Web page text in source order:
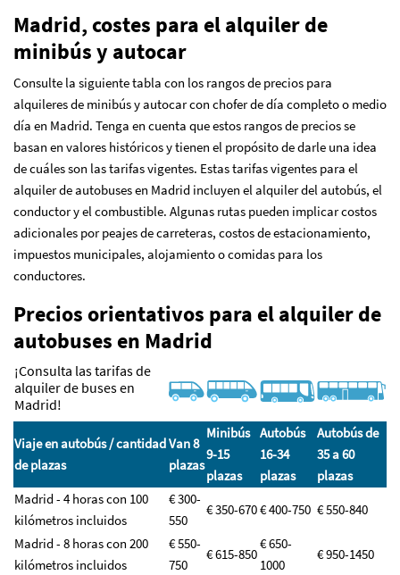
Madrid, costes para el alquiler de
minibús y autocar
Consulte la siguiente tabla con los rangos de precios para
alquileres de minibús y autocar con chofer de día completo o medio
día en Madrid. Tenga en cuenta que estos rangos de precios se
basan en valores históricos y tienen el propósito de darle una idea
de cuáles son las tarifas vigentes. Estas tarifas vigentes para el
alquiler de autobuses en Madrid incluyen el alquiler del autobús, el
conductor y el combustible. Algunas rutas pueden implicar costos
adicionales por peajes de carreteras, costos de estacionamiento,
impuestos municipales, alojamiento o comidas para los
conductores.
Precios orientativos para el alquiler de
autobuses en Madrid
¡Consulta las tarifas de
alquiler de buses en
Madrid!
Viaje en autobús / cantidad
de plazas
Van 8
plazas
Minibús
9-15
plazas
Autobús
16-34
plazas
Autobús de
35 a 60
plazas
Madrid - 4 horas con 100
kilómetros incluidos
€ 300-
550
€ 350-670€ 400-750 € 550-840
Madrid - 8 horas con 200
kilómetros incluidos
€ 550-
750
€ 615-850
€ 650-
1000
€ 950-1450